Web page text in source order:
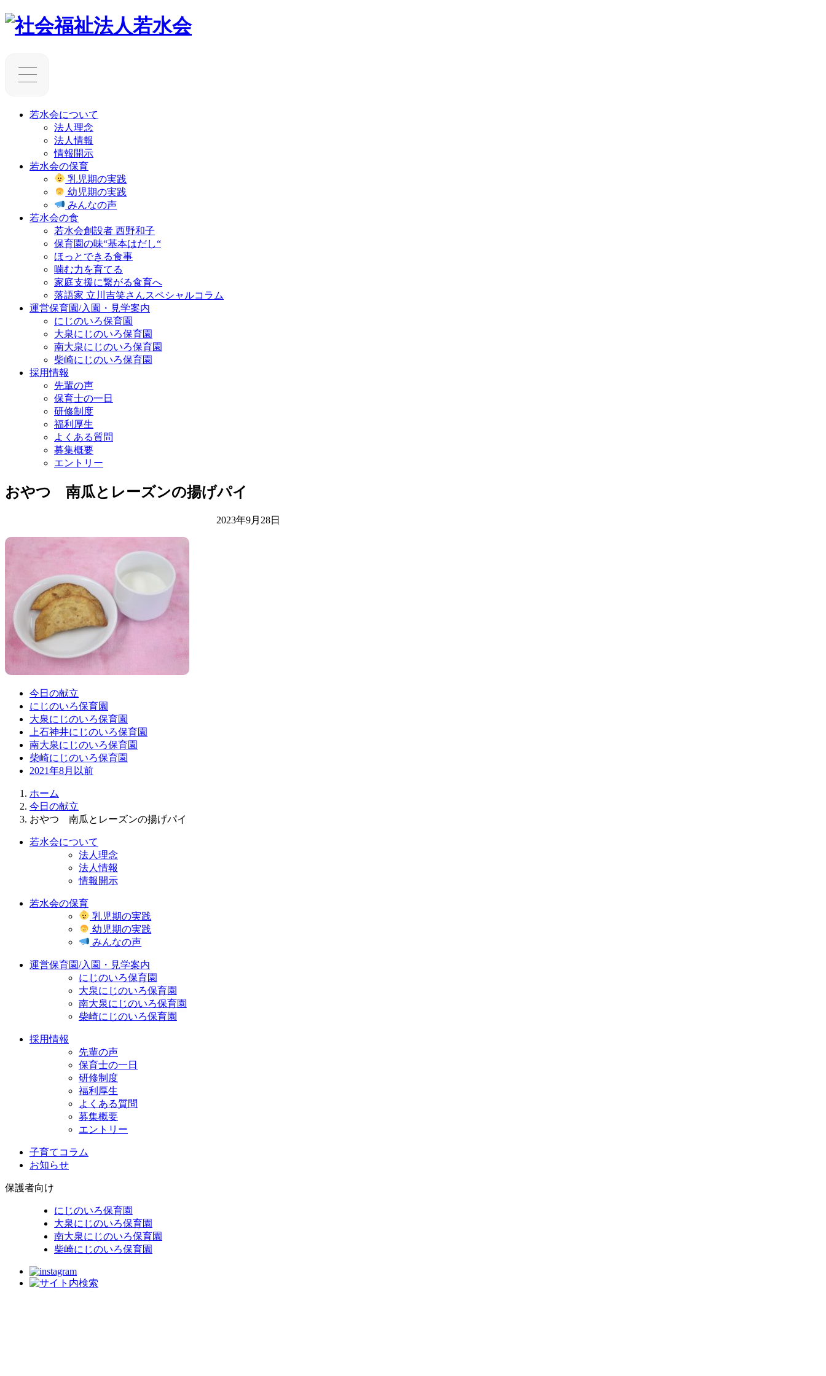
若水会について
法人理念
法人情報
情報開示
若水会の保育
乳児期の実践
幼児期の実践
みんなの声
若水会の食
若水会創設者 西野和子
保育園の味“基本はだし“
ほっとできる食事
噛む力を育てる
家庭支援に繋がる食育へ
落語家 立川吉笑さんスペシャルコラム
運営保育園/入園・見学案内
にじのいろ保育園
大泉にじのいろ保育園
南大泉にじのいろ保育園
柴崎にじのいろ保育園
採用情報
先輩の声
保育士の一日
研修制度
福利厚生
よくある質問
募集概要
エントリー
おやつ 南瓜とレーズンの揚げパイ
2023年9月28日
今日の献立
にじのいろ保育園
大泉にじのいろ保育園
上石神井にじのいろ保育園
南大泉にじのいろ保育園
柴崎にじのいろ保育園
2021年8月以前
ホーム
今日の献立
おやつ 南瓜とレーズンの揚げパイ
若水会について
法人理念
法人情報
情報開示
若水会の保育
乳児期の実践
幼児期の実践
みんなの声
運営保育園/入園・見学案内
にじのいろ保育園
大泉にじのいろ保育園
南大泉にじのいろ保育園
柴崎にじのいろ保育園
採用情報
先輩の声
保育士の一日
研修制度
福利厚生
よくある質問
募集概要
エントリー
子育てコラム
お知らせ
保護者向け
にじのいろ保育園
大泉にじのいろ保育園
南大泉にじのいろ保育園
柴崎にじのいろ保育園